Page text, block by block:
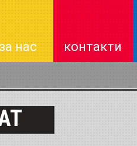
нас контакти